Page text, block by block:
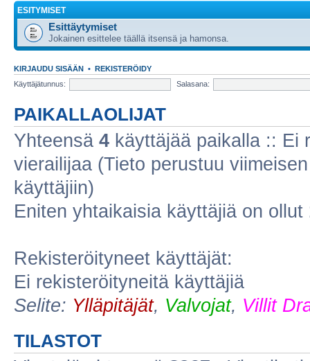
ESITYMISET
Esittäytymiset
Jokainen esittelee täällä itsensä ja hamonsa.
KIRJAUDU SISÄÄN • REKISTERÖIDY
Käyttäjätunnus:
Salasana:
PAIKALLAOLIJAT
Yhteensä 4 käyttäjää paikalla :: Ei
vierailijaa (Tieto perustuu
käyttäjiin)
Eniten yhtaikaisia käyttäjiä on ollut
Rekisteröityneet käyttäjät:
Ei rekisteröityneitä käyttäjiä
Selite: Ylläpitäjät, Valvojat, Villit
TILASTOT